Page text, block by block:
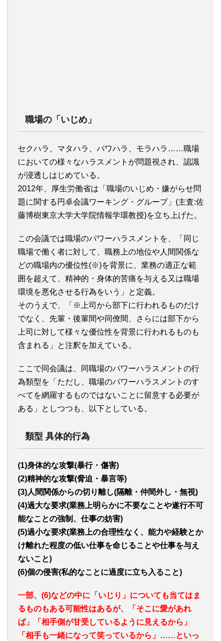
職場の「いじめ」
セクハラ、マタハラ、パワハラ、モラハラ……職場
においての様々なハラスメントが問題視され、認識
が浸透しはじめている。
2012年、厚生労働省は「職場のいじめ・嫌がらせ問
題に関する円卓会議ワーキング・グループ」(主査:佐
藤博樹東京大学大学院情報学環教授)を立ち上げた。
この会議では職場のパワーハラスメントを、「同じ
職場で働く者に対して、職務上の地位や人間関係な
どの職場内の優位性(※)を背景に、業務の適正な範
囲を超えて、精神的・身体的苦痛を与える又は職場
環境を悪化させる行為をいう」と定義。
そのうえで、「※上司から部下に行われるものだけ
でなく、先輩・後輩間や同僚間、さらには部下から
上司に対して様々な優位性を背景に行われるものも
含まれる」と注釈を加えている。
ここで同会議は、同職場のパワーハラスメントの行
為類型を「ただし、職場のパワーハラスメントのす
べてを網羅するものではないことに留意する必要が
ある」としつつも、以下としている。
類型 具体的行為
(1)身体的な攻撃(暴行・傷害)
(2)精神的な攻撃(脅迫・暴言等)
(3)人間関係からの切り離し(隔離・仲間外し・無視)
(4)過大な要求(業務上明らかに不要なことや遂行不可
能なことの強制、仕事の妨害)
(5)過小な要求(業務上の合理性なく、能力や経験とか
け離れた程度の低い仕事を命じることや仕事を与え
ないこと)
(6)個の侵害(私的なことに過度に立ち入ること)
一部、(6)などの中に「いじり」についても当てはま
るものもある可能性はあるが、「そこに愛があれ
ば」「相手側が甘受しているように見えるから」
「相手も一緒になって笑っているから」……といっ